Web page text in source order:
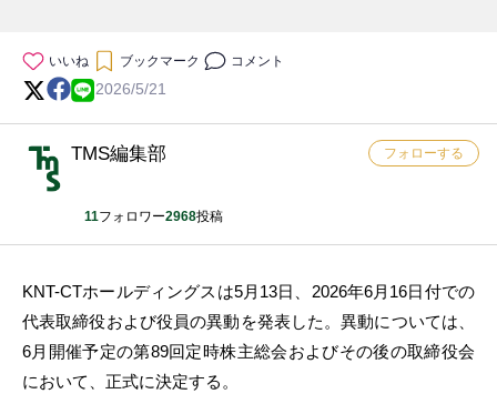
いいね ブックマーク コメント
2026/5/21
TMS編集部
11フォロワー2968投稿
フォローする
KNT-CTホールディングスは5月13日、2026年6月16日付での
代表取締役および役員の異動を発表した。異動については、
6月開催予定の第89回定時株主総会およびその後の取締役会
において、正式に決定する。